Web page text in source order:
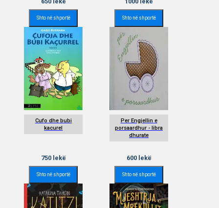
Shto në shportë Shto në shportë
Cufo dhe bubi
kacurel
750lekë
Shto në shportë
Per Engjellin e
porsaardhur - libra
dhurate
600lekë
Shto në shportë